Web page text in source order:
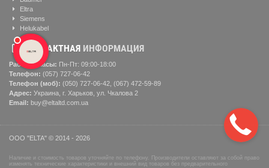
Eltra
Siemens
Helukabel
КОНТАКТНАЯ ИНФОРМАЦИЯ
Рабочие часы: Пн-Пт: 09:00-18:00
Телефон: (057) ‎727-06-42
Телефон (моб): (050) 727-06-42, (067) 472-59-89
Адрес: Украина, г. Харьков, ул. Чкалова 2
Email: buy@eltaltd.com.ua
ООО "ELTA" © 2014 - 2026
Наличие и стоимость товаров уточняйте по телефону. Производители оставляют за собой право
изменять технические характеристики и внешний вид товаров без предварительного